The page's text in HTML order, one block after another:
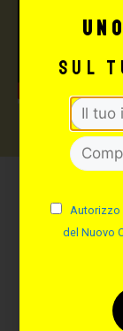
sul
Autorizzo
del Nuovo